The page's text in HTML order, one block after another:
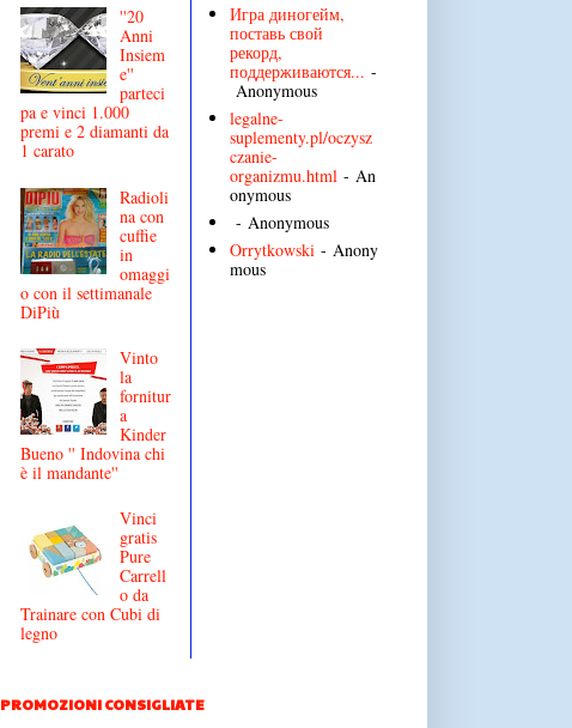
''20
Anni
Insiem
e''
parteci
pa e vinci 1.000
premi e 2 diamanti da
1 carato
Radioli
na con
cuffie
in
omaggi
o con il settimanale
DiPiù
Vinto
la
fornitur
a
Kinder
Bueno '' Indovina chi
è il mandante''
Vinci
gratis
Pure
Carrell
o da
Trainare con Cubi di
legno
Игра диногейм,
поставь свой
рекорд,
поддерживаются... -
Anonymous
legalne-
suplementy.pl/oczysz
czanie-
organizmu.html - An
onymous
- Anonymous
Orrytkowski - Anony
mous
PROMOZIONI CONSIGLIATE